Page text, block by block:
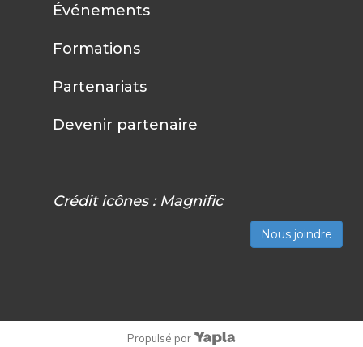
Événements
Formations
Partenariats
Devenir partenaire
Crédit icônes : Magnific
Nous joindre
Propulsé par